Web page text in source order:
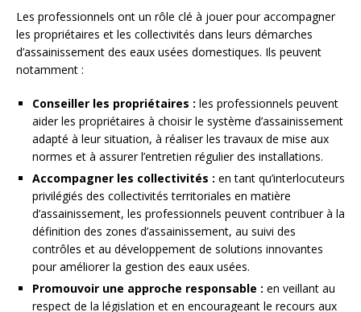
Les professionnels ont un rôle clé à jouer pour accompagner
les propriétaires et les collectivités dans leurs démarches
d’assainissement des eaux usées domestiques. Ils peuvent
notamment :
Conseiller les propriétaires : les professionnels peuvent
aider les propriétaires à choisir le système d’assainissement
adapté à leur situation, à réaliser les travaux de mise aux
normes et à assurer l’entretien régulier des installations.
Accompagner les collectivités : en tant qu’interlocuteurs
privilégiés des collectivités territoriales en matière
d’assainissement, les professionnels peuvent contribuer à la
définition des zones d’assainissement, au suivi des
contrôles et au développement de solutions innovantes
pour améliorer la gestion des eaux usées.
Promouvoir une approche responsable : en veillant au
respect de la législation et en encourageant le recours aux